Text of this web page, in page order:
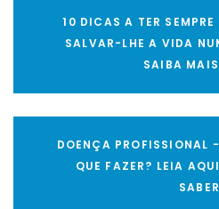
10 DICAS A TER
SALVAR-LHE A VIDA
SAIBA
DOENÇA PROFISSIONAL
QUE FAZER? LEIA
SABER